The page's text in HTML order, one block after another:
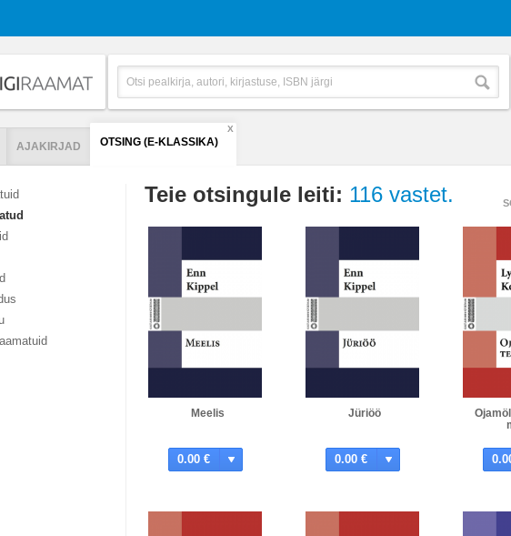
AJAKIRJAD OTSING (E-KLASSIKA)
X
Teie otsingule leiti: 116 vastet.
Meelis
0.00 €
Jüriöö
0.00 €